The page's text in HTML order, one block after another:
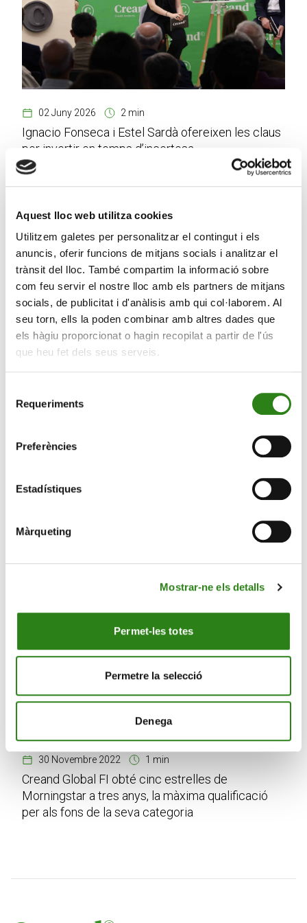
Aquest lloc web utilitza cookies
Utilitzem galetes per personalitzar el contingut i els
anuncis, oferir funcions de mitjans socials i analitzar el
trànsit del lloc. També compartim la informació sobre
com feu servir el nostre lloc amb els partners de mitjans
socials, de publicitat i d'anàlisis amb qui col·laborem. Al
seu torn, ells la poden combinar amb altres dades que
els hàgiu proporcionat o hagin recopilat a partir de l'ús
que heu fet dels seus serveis.
Requeriments
Preferències
Estadístiques
Màrqueting
Mostrar-ne els detalls
Permet-les totes
Permetre la selecció
Denega
02 Juny 2026 2 min
Ignacio Fonseca i Estel Sardà ofereixen les claus
per invertir en temps d’incertesa
Scale Lab de Creand inverteix en Pack2Earth,
30 Novembre 2022 1 min
Creand Global FI obté cinc estrelles de
Morningstar a tres anys, la màxima qualificació
per als fons de la seva categoria